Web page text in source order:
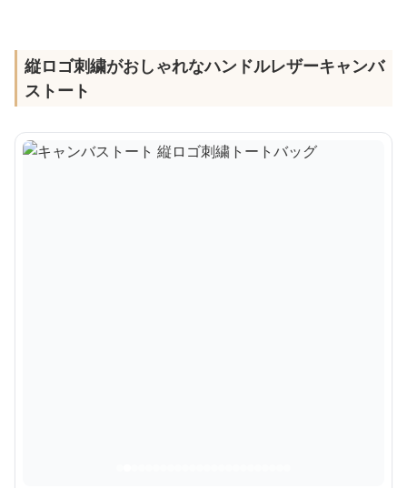
縦ロゴ刺繍がおしゃれなハンドルレザーキャンバ
ストート